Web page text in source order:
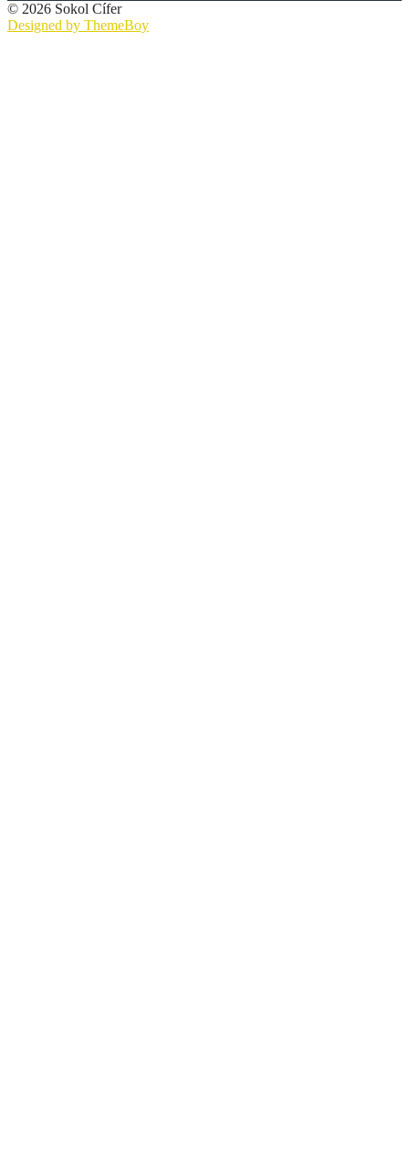
© 2026 Sokol Cífer
Designed by ThemeBoy